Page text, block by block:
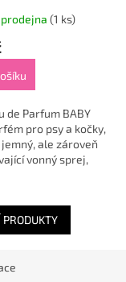
(1 ks)
de Parfum BABY
pro psy a kočky,
ale zároveň
vonný sprej,